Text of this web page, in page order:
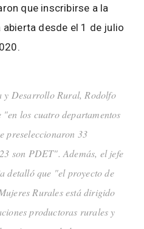
que inscribirse a la
desde el 1 de julio
Desarrollo Rural, Rodolfo
los cuatro departamentos
preseleccionaron 33
son PDET". Además, el jefe
detalló que "el proyecto de
Rurales está dirigido
productoras rurales y